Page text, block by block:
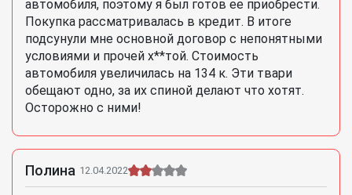
автомобиля, поэтому я был готов ее приобрести.
Покупка рассматривалась в кредит. В итоге
подсунули мне основной договор с непонятными
условиями и прочей х**той. Стоимость
автомобиля увеличилась на 134 к. Эти твари
обещают одно, за их спиной делают что хотят.
Осторожно с ними!
Полина 12.04.2022